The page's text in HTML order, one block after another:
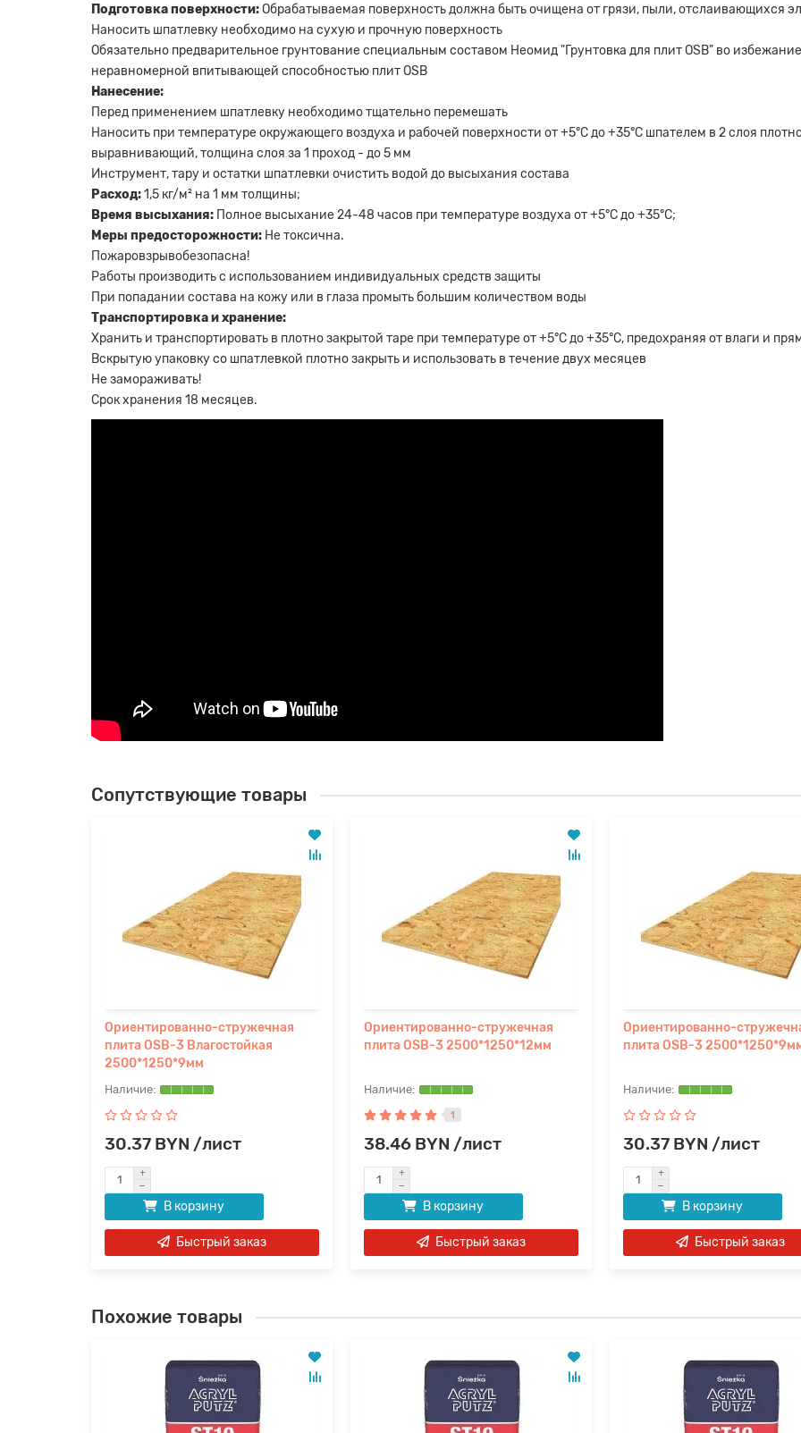
Подготовка поверхности:Обрабатываемая поверхность должна быть очищена от грязи, пыли, отслаивающихся
Наносить шпатлевку необходимо на сухую и прочную поверхность
Обязательно предварительное грунтование специальным составом Неомид "Грунтовка для плит OSB" во
неравномерной впитывающей способностью плит OSB
Нанесение:
Перед применением шпатлевку необходимо тщательно перемешать
Наносить при температуре окружающего воздуха и рабочей поверхности от +5°С до +35°С шпателем в 2 слоя
выравнивающий, толщина слоя за 1 проход - до 5 мм
Инструмент, тару и остатки шпатлевки очистить водой до высыхания состава
Расход:1,5 кг/м² на 1 мм толщины;
Время высыхания: Полное высыхание 24-48 часов при температуре воздуха от +5°С до +35°С;
Меры предосторожности: Не токсична.
Пожаровзрывобезопасна!
Работы производить с использованием индивидуальных средств защиты
При попадании состава на кожу или в глаза промыть большим количеством воды
Транспортировка и хранение:
Хранить и транспортировать в плотно закрытой таре при температуре от +5°С до +35°С, предохраняя от влаги и
Вскрытую упаковку со шпатлевкой плотно закрыть и использовать в течение двух месяцев
Не замораживать!
Срок хранения 18 месяцев.
Сопутствующие товары
Ориентированно-стружечная
плита OSB-3 Влагостойкая
2500*1250*9мм
30.37 BYN /лист
В корзину
Быстрый заказ
Ориентированно-стружечная
плита OSB-3 2500*1250*12мм
1
38.46 BYN /лист
В корзину
Быстрый заказ
Ориентированно-
плита OSB-3
30.37 BYN /лист
В корзину
Быстрый заказ
Похожие товары